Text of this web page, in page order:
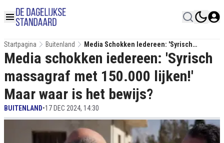
Startpagina Buitenland
Media Schokken Iedereen: 'Syrisch
Massagraf Met 150.000 Lijken!' Maar Waar Is
Het Bewijs?
Media schokken iedereen: 'Syrisch
massagraf met 150.000 lijken!'
Maar waar is het bewijs?
BUITENLAND•17 DEC 2024, 14:30